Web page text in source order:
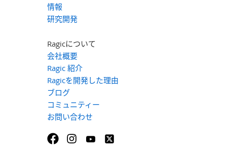
情報
研究開発
Ragicについて
会社概要
Ragic 紹介
Ragicを開発した理由
ブログ
コミュニティー
お問い合わせ